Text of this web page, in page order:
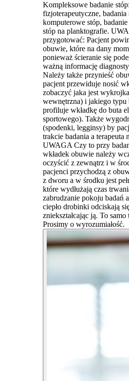
Kompleksowe badanie
fizjoterapeutyczne, badania
komputerowe stóp,
stóp na planktografie.
przygotować: Pacjent
obuwie, które na dany
ponieważ ścieranie się
ważną informację
Należy także przynieść
pacjent przewiduje nosić
zobaczyć jaka jest
wewnętrzna) i jakiego typu
profiluje wkładkę do buta
sportowego). Także
(spodenki, legginsy) by
trakcie badania a terapeuta
UWAGA Czy to przy
wkładek obuwie należy
oczyścić z zewnątrz i w
pacjenci przychodzą z
z dworu a w środku jest
które wydłużają czas
zabrudzanie pokoju badań
ciepło drobinki odciskają
zniekształcając ją. To
Prosimy o wyrozumiałość.